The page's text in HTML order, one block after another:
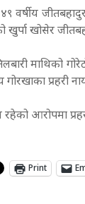
वर्षीय
खोसेर
माथिको
प्रहरी
रहेको आरोपमा
Print